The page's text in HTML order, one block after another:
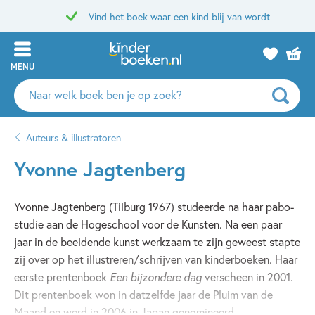
Vind het boek waar een kind blij van wordt
MENU
Zoeken
naar
auteurs
uitgevers
Auteurs & illustratoren
Yvonne Jagtenberg
Yvonne Jagtenberg (Tilburg 1967) studeerde na haar pabo-
studie aan de Hogeschool voor de Kunsten. Na een paar
jaar in de beeldende kunst werkzaam te zijn geweest stapte
zij over op het illustreren/schrijven van kinderboeken. Haar
eerste prentenboek Een bijzondere dagverscheen in 2001.
Dit prentenboek won in datzelfde jaar de Pluim van de
Maand en werd in 2006 in Japan genomineerd.